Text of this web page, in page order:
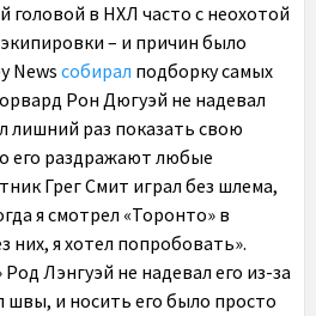
головой в НХЛ часто с неохотой
– и причин было
News собирал подборку самых
Рон Дюгуэй не надевал
лишний раз показать свою
его раздражают любые
Грег Смит играл без шлема,
я смотрел «Торонто» в
них, я хотел попробовать».
Лэнгуэй не надевал его из-за
швы, и носить его было просто